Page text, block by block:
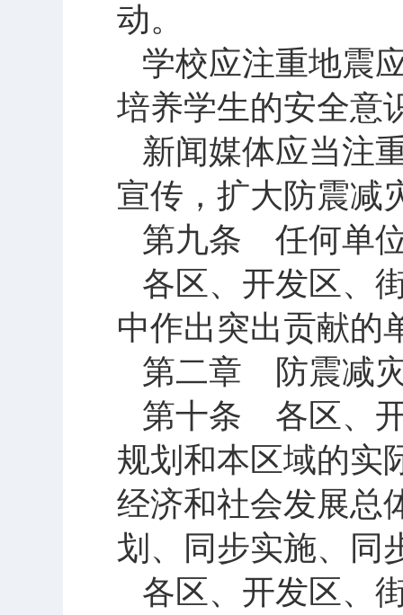
动。
学校应注重地震
培养学生的安全意
新闻媒体应当注
宣传，扩大防震减
第九条 任何单
各区、开发区、
中作出突出贡献的
第二章 防震减
第十条 各区、
规划和本区域的实
经济和社会发展总
划、同步实施、同
各区、开发区、